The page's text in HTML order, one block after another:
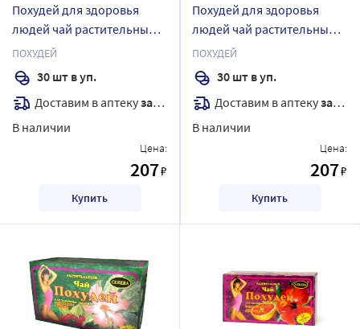
Похудей для здоровья
людей чай растительный/
мандарин-апельсин 2 гр 30
шт. фильтр-пакеты
ПОХУДЕЙ
30 шт в уп.
Доставим в аптекузавтра
В наличии
Цена:
207₽
Купить
Похудей для здоровья
людей чай растительный/
зеленое яблоко 2 гр 30 шт.
фильтр-пакеты
ПОХУДЕЙ
30 шт в уп.
Доставим в аптекузавтра
В наличии
Цена:
207₽
Купить